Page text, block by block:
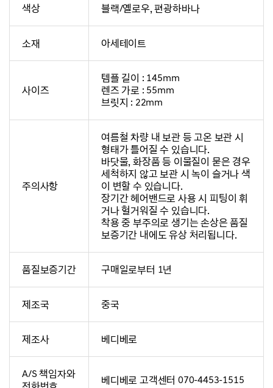
색상 블랙/옐로우, 편광하바나
소재 아세테이트
사이즈
템플 길이 : 145mm
렌즈 가로 : 55mm
브릿지 : 22mm
주의사항
여름철 차량 내 보관 등 고온 보관 시
형태가 틀어질 수 있습니다.
바닷물, 화장품 등 이물질이 묻은 경우
세척하지 않고 보관 시 녹이 슬거나 색
이 변할 수 있습니다.
장기간 헤어밴드로 사용 시 피팅이 휘
거나 헐거워질 수 있습니다.
착용 중 부주의로 생기는 손상은 품질
보증기간 내에도 유상 처리됩니다.
품질보증기간 구매일로부터 1년
제조국 중국
제조사 베디베로
A/S 책임자와
베디베로 고객센터 070-4453-1515